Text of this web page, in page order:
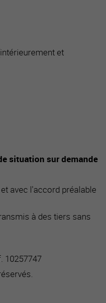
et
situation sur demande
avec l'accord préalable
à des tiers sans
10257747